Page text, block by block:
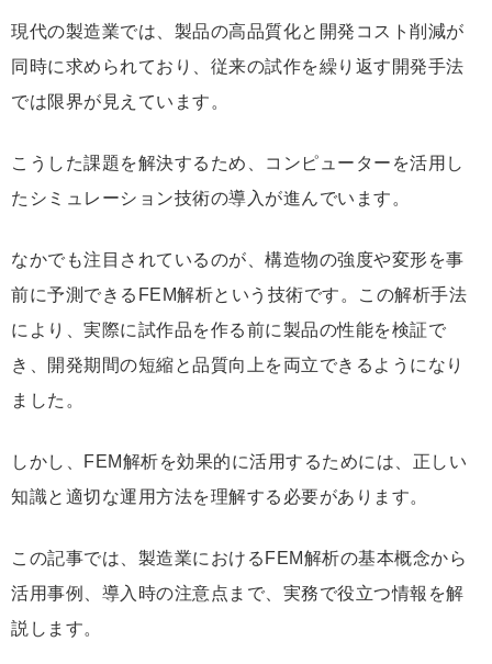
現代の製造業では、製品の高品質化と開発コスト削減が
同時に求められており、従来の試作を繰り返す開発手法
では限界が見えています。
こうした課題を解決するため、コンピューターを活用し
たシミュレーション技術の導入が進んでいます。
なかでも注目されているのが、構造物の強度や変形を事
前に予測できるFEM解析という技術です。この解析手法
により、実際に試作品を作る前に製品の性能を検証で
き、開発期間の短縮と品質向上を両立できるようになり
ました。
しかし、FEM解析を効果的に活用するためには、正しい
知識と適切な運用方法を理解する必要があります。
この記事では、製造業におけるFEM解析の基本概念から
活用事例、導入時の注意点まで、実務で役立つ情報を解
説します。